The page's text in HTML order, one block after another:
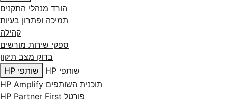
הורד מנהלי התקנים
תמיכה ופתרון בעיות
קהילה
ספקי שירות מורשים
בדוק מצב תיקון
שותפי HP
שותפי HP
תוכנית השותפים HP Amplify
פורטל HP Partner First